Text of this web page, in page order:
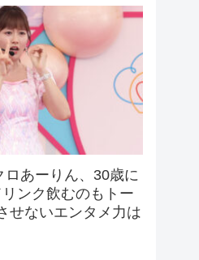
ロあーりん、30歳に
ンク飲むのもトー
せないエンタメ力は